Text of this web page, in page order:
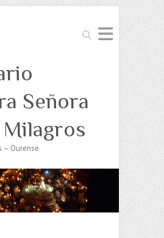
Buscar
Señora
– Ourense